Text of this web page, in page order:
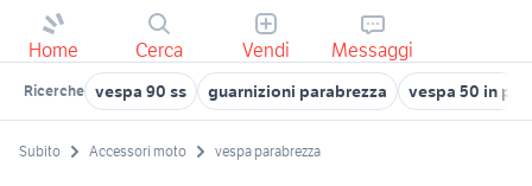
Home Cerca Vendi Messaggi
Ricerche vespa 90 ss guarnizioni parabrezza vespa 50 in
Subito Accessori moto vespa parabrezza